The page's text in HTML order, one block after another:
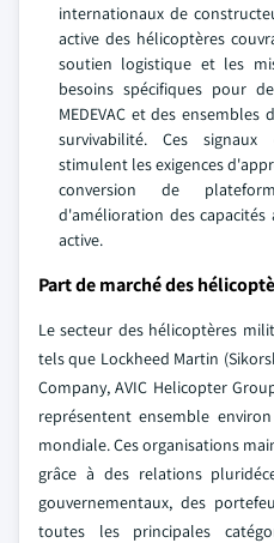
internationaux de
active des hélicoptères
soutien logistique et les
besoins spécifiques pour
MEDEVAC et des
survivabilité. Ces
stimulent les exigences
conversion de
d'amélioration des
active.
Part de marché des
Le secteur des hélicoptères
tels que Lockheed Martin
Company, AVIC Helicopter
représentent ensemble
mondiale. Ces organisations
grâce à des relations
gouvernementaux, des
toutes les principales